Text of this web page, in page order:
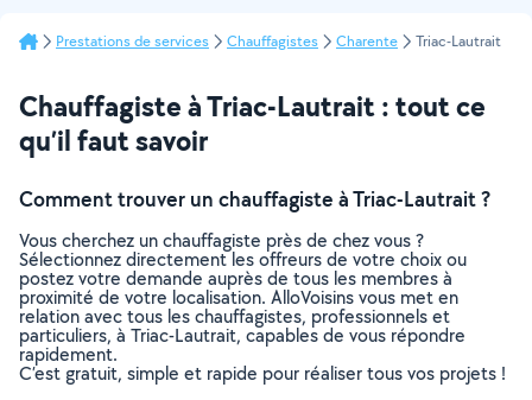
Prestations de services Chauffagistes Charente Triac-Lautrait
Chauffagiste à Triac-Lautrait : tout ce
qu’il faut savoir
Comment trouver un chauffagiste à Triac-Lautrait ?
Vous cherchez un chauffagiste près de chez vous ?
Sélectionnez directement les offreurs de votre choix ou
postez votre demande auprès de tous les membres à
proximité de votre localisation. AlloVoisins vous met en
relation avec tous les chauffagistes, professionnels et
particuliers, à Triac-Lautrait, capables de vous répondre
rapidement.
C’est gratuit, simple et rapide pour réaliser tous vos projets !